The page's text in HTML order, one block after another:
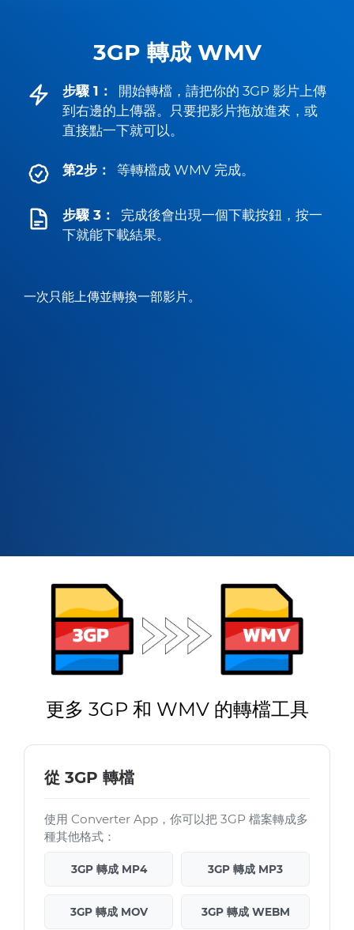
3GP 轉成 WMV
步驟 1：
開始轉檔，請把你的 3GP 影片上傳
到右邊的上傳器。只要把影片拖放進來，或
直接點一下就可以。
第2步： 等轉檔成 WMV 完成。
步驟 3：
完成後會出現一個下載按鈕，按一
下就能下載結果。
一次只能上傳並轉換一部影片。
更多 3GP 和 WMV 的轉檔工具
從 3GP 轉檔
使用 Converter App，你可以把 3GP 檔案轉成多
種其他格式：
3GP 轉成 MP4 3GP 轉成 MP3
3GP 轉成 MOV 3GP 轉成 WEBM